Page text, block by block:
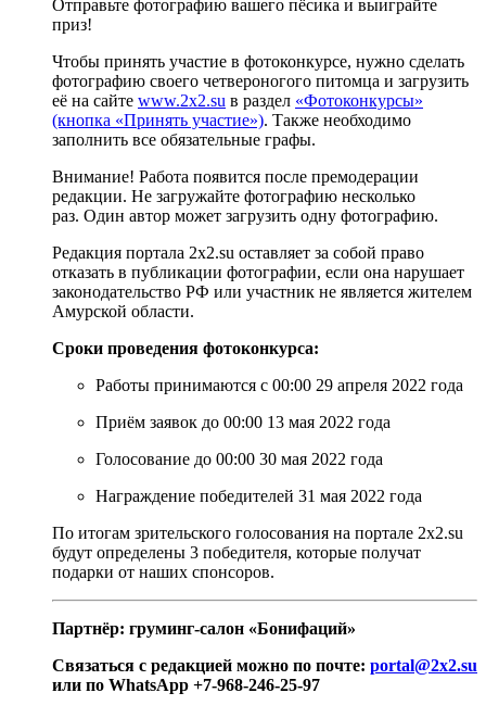
Отправьте фотографию вашего пёсика и выиграйте
приз!
Чтобы принять участие в фотоконкурсе, нужно сделать
фотографию своего четвероногого питомца и загрузить
её на сайте www.2х2.su в раздел «Фотоконкурсы»
(кнопка «Принять участие»). Также необходимо
заполнить все обязательные графы.
Внимание! Работа появится после премодерации
редакции. Не загружайте фотографию несколько
раз. Один автор может загрузить одну фотографию.
Редакция портала 2х2.su оставляет за собой право
отказать в публикации фотографии, если она нарушает
законодательство РФ или участник не является жителем
Амурской области.
Сроки проведения фотоконкурса:
Работы принимаются с 00:00 29 апреля 2022 года
Приём заявок до 00:00 13 мая 2022 года
Голосование до 00:00 30 мая 2022 года
Награждение победителей 31 мая 2022 года
По итогам зрительского голосования на портале 2х2.su
будут определены 3 победителя, которые получат
подарки от наших спонсоров.
Партнёр: груминг-салон «Бонифаций»
Связаться с редакцией можно по почте: portal@2x2.su
или по WhatsApp +7-968-246-25-97